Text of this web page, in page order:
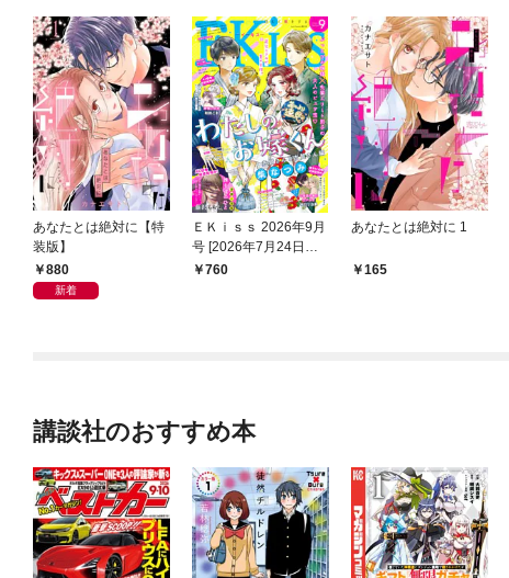
あなたとは絶対に【特
装版】
880
新着
ＥＫｉｓｓ 2026年9月
号 [2026年7月24日発
売]760
あなたとは絶対に 1
165
講談社のおすすめ本